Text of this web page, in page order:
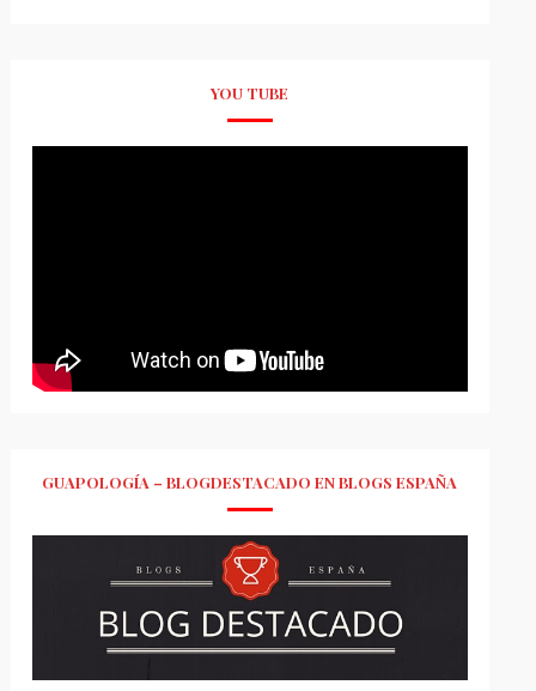
YOU TUBE
GUAPOLOGÍA – BLOGDESTACADO EN BLOGS ESPAÑA